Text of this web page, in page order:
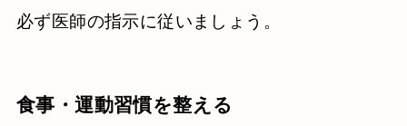
必ず医師の指示に従いましょう。
食事・運動習慣を整える